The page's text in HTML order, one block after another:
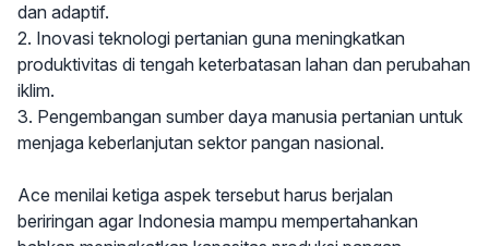
dan adaptif.
2. Inovasi teknologi pertanian guna meningkatkan
produktivitas di tengah keterbatasan lahan dan perubahan
iklim.
3. Pengembangan sumber daya manusia pertanian untuk
menjaga keberlanjutan sektor pangan nasional.
Ace menilai ketiga aspek tersebut harus berjalan
beriringan agar Indonesia mampu mempertahankan